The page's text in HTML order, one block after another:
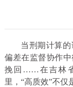
当刑期计算
偏差在监督协作
挽回……在吉林
里，“高质效”不仅